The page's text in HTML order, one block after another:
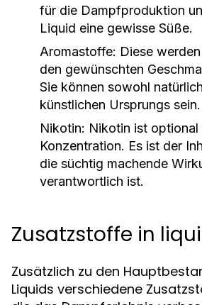
für die Dampfproduktion
Liquid eine gewisse Süße.
Aromastoffe: Diese
den gewünschten
Sie können sowohl
künstlichen Ursprungs sein.
Nikotin: Nikotin ist
Konzentration. Es ist der
die süchtig machende
verantwortlich ist.
Zusatzstoffe in
Zusätzlich zu den
Liquids verschiedene